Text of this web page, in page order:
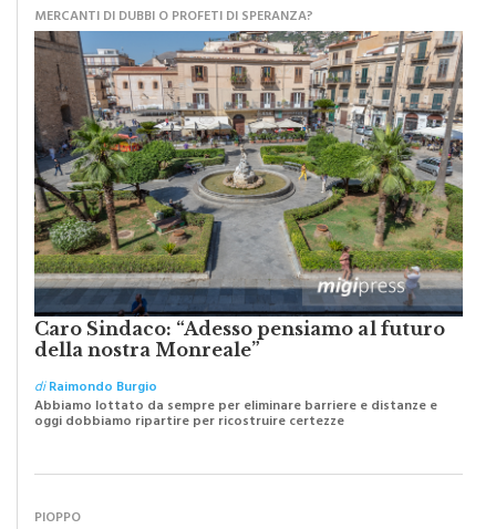
MERCANTI DI DUBBI O PROFETI DI SPERANZA?
Caro Sindaco: “Adesso pensiamo al futuro
della nostra Monreale”
diRaimondo Burgio